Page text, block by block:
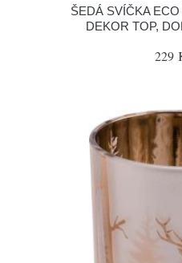
ŠEDÁ SVÍČKA
DEKOR TOP,
229